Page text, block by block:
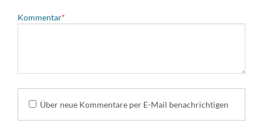
Pflichtfeld
Kommentar*
Über neue Kommentare per E-Mail benachrichtigen